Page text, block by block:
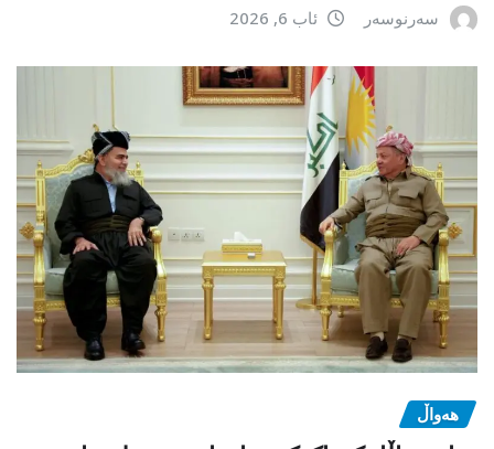
سەرنوسەر ئاب 6, 2026
هەواڵ